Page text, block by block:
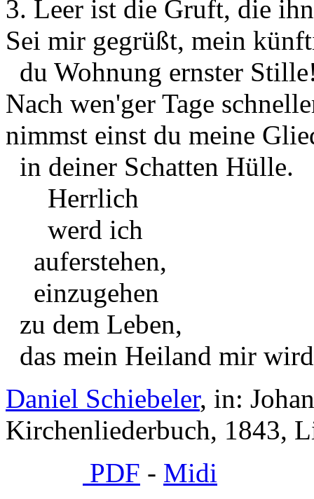
3. Leer ist die Gruft, die
Sei mir gegrüßt, mein
du Wohnung ernster
Nach wen'ger Tage
nimmst einst du meine
in deiner Schatten Hülle.
Herrlich
werd ich
auferstehen,
einzugehen
zu dem Leben,
das mein Heiland mir
Daniel Schiebeler, in:
Kirchenliederbuch, 1843,
PDF - Midi